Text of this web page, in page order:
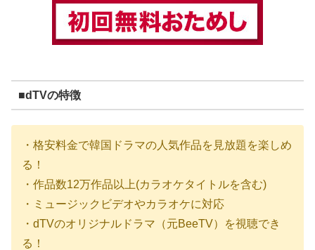
■dTVの特徴
・格安料金で韓国ドラマの人気作品を見放題を楽しめ
る！
・作品数12万作品以上(カラオケタイトルを含む)
・ミュージックビデオやカラオケに対応
・dTVのオリジナルドラマ（元BeeTV）を視聴でき
る！